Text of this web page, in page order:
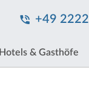
+49
Hotels & Gasthöfe